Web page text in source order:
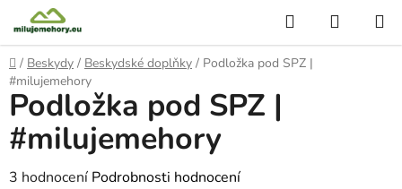
na
obsah
Hledat
KOŠÍK
Domů
/ Beskydy / Beskydské doplňky / Podložka pod SPZ |
#milujemehory
Podložka pod SPZ |
#milujemehory
Průměrné
3 hodnocení Podrobnosti hodnocení